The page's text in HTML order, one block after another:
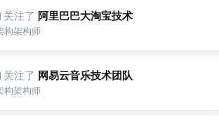
关注了 阿里巴巴大淘宝技术
构架构师
关注了 网易云音乐技术团队
构架构师